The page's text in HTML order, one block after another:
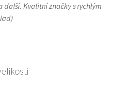
další. Kvalitní značky s rychlým
)